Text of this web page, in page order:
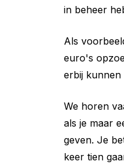
in beheer
Als
euro's
erbij kunnen
We horen
als je maar
geven. Je
keer tien